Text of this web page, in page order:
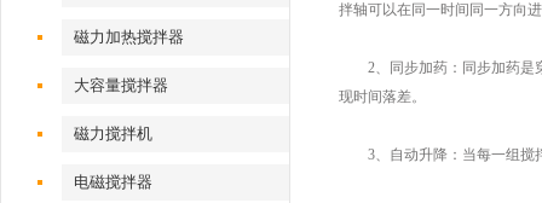
磁力加热搅拌器
大容量搅拌器
磁力搅拌机
电磁搅拌器
拌轴可以在同一时间同一方向
2、同步加药：同步加药是穿
现时间落差。
3、自动升降：当每一组搅